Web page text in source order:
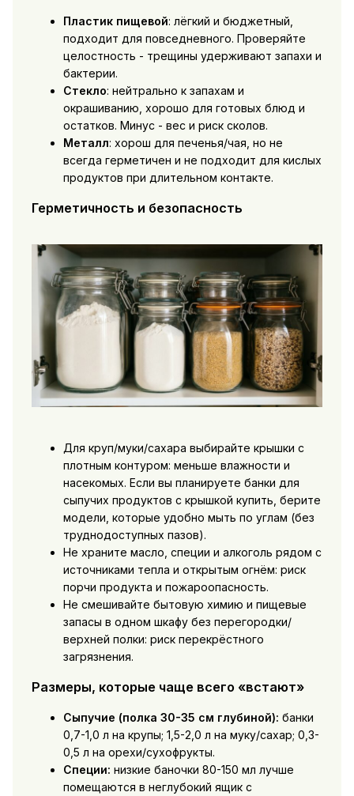
Пластик пищевой: лёгкий и бюджетный,
подходит для повседневного. Проверяйте
целостность - трещины удерживают запахи и
бактерии.
Стекло: нейтрально к запахам и
окрашиванию, хорошо для готовых блюд и
остатков. Минус - вес и риск сколов.
Металл: хорош для печенья/чая, но не
всегда герметичен и не подходит для кислых
продуктов при длительном контакте.
Герметичность и безопасность
Для круп/муки/сахара выбирайте крышки с
плотным контуром: меньше влажности и
насекомых. Если вы планируете банки для
сыпучих продуктов с крышкой купить , берите
модели, которые удобно мыть по углам (без
труднодоступных пазов).
Не храните масло, специи и алкоголь рядом с
источниками тепла и открытым огнём: риск
порчи продукта и пожароопасность.
Не смешивайте бытовую химию и пищевые
запасы в одном шкафу без перегородки/
верхней полки: риск перекрёстного
загрязнения.
Размеры, которые чаще всего «встают»
Сыпучие (полка 30-35 см глубиной): банки
0,7-1,0 л на крупы; 1,5-2,0 л на муку/сахар; 0,3-
0,5 л на орехи/сухофрукты.
Специи: низкие баночки 80-150 мл лучше
помещаются в неглубокий ящик с